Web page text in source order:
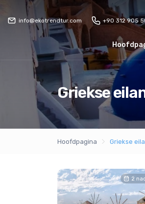
info@ekotrendtur.com +90 312 905
Griekse
Hoofdpagina Griekse
2